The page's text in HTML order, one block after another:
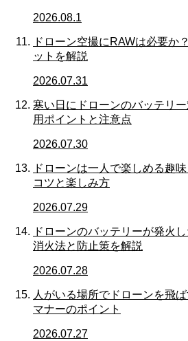
2026.08.1
ドローン空撮にRAWは必要か
ットを解説
2026.07.31
寒い日にドローンのバッテリ
用ポイントと注意点
2026.07.30
ドローンは一人で楽しめる趣
コツと楽しみ方
2026.07.29
ドローンのバッテリーが発火
消火法と防止策を解説
2026.07.28
人がいる場所でドローンを飛
マナーのポイント
2026.07.27